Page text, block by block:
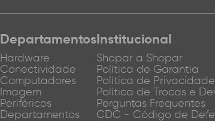
Departamentos
Hardware
Conectividade
Computadores
Imagem
Periféricos
Departamentos
Institucional
Shopar a Shopar
Política de Garantia
Política de Privacidade
Política de Trocas e
Perguntas Frequentes
CDC - Código de